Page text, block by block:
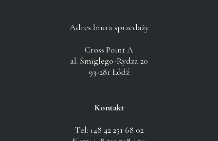
Adres biura sprzedaży
Cross Point A
al. Śmigłego-Rydza 20
93-281 Łódź
Kontakt
Tel: +48 42 251 68 02